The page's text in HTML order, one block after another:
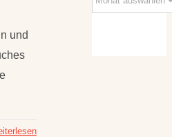
und